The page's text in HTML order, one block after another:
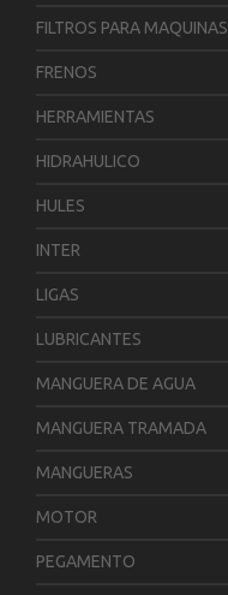
FILTROS PARA MAQUINAS
FRENOS
HERRAMIENTAS
HIDRAHULICO
HULES
INTER
LIGAS
LUBRICANTES
MANGUERA DE AGUA
MANGUERA TRAMADA
MANGUERAS
MOTOR
PEGAMENTO